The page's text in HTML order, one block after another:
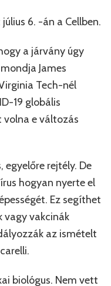
6. -án a Cellben.
a járvány úgy
James
Tech-nél
19 globális
volna e változás
rejtély. De
hogyan nyerte el
Ez segíthet
vagy vakcinák
az ismételt
biológus. Nem vett